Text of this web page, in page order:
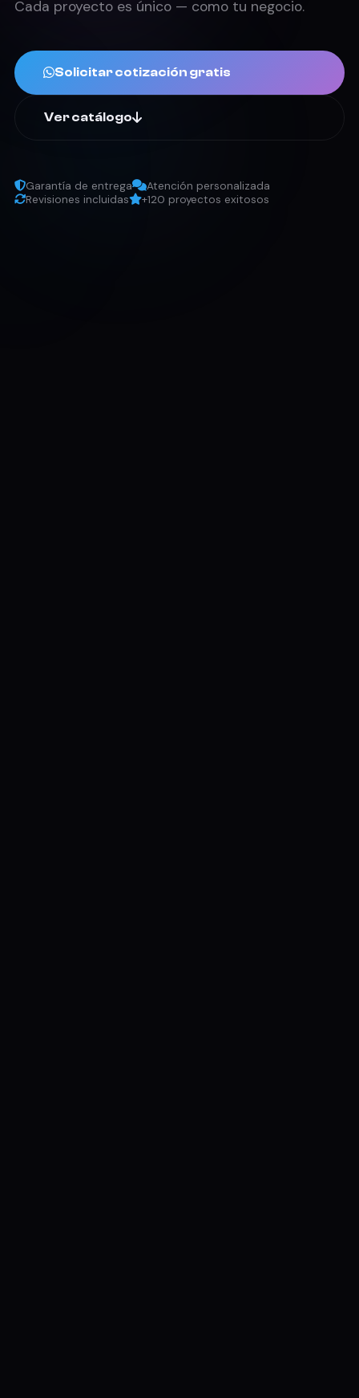
Cada proyecto es único — como tu negocio.
Solicitar cotización gratis
Ver catálogo
Garantía de entrega
Atención personalizada
Revisiones incluidas
+120 proyectos exitosos